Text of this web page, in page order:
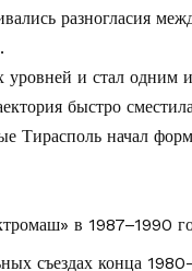
разногласия
и стал одним
быстро
Тирасполь начал
в 1987–1990
съездах конца